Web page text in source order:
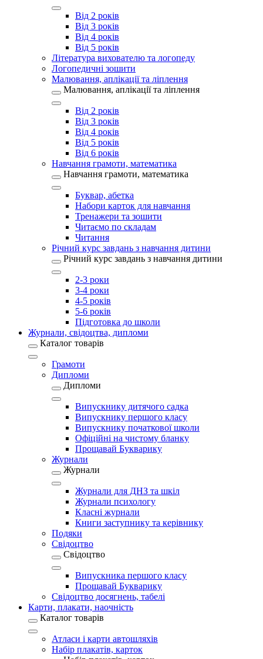
Від 2 років
Від 3 років
Від 4 років
Від 5 років
Література вихователю та логопеду
Логопедичні зошити
Малювання, аплікації та ліплення
Малювання, аплікації та ліплення
Від 2 років
Від 3 років
Від 4 років
Від 5 років
Від 6 років
Навчання грамоти, математика
Навчання грамоти, математика
Буквар, абетка
Набори карток для навчання
Тренажери та зошити
Читаємо по складам
Читання
Річний курс завдань з навчання дитини
Річний курс завдань з навчання дитини
2-3 роки
3-4 роки
4-5 років
5-6 років
Підготовка до школи
Журнали, свідоцтва, дипломи
Каталог товарів
Грамоти
Дипломи
Дипломи
Випускнику дитячого садка
Випускнику першого класу
Випускнику початкової школи
Офіційні на чистому бланку
Прощавай Букварику
Журнали
Журнали
Журнали для ДНЗ та шкіл
Журнали психологу
Класні журнали
Книги заступнику та керівнику
Подяки
Свідоцтво
Свідоцтво
Випускника першого класу
Прощавай Букварику
Свідоцтво досягнень, табелі
Карти, плакати, наочність
Каталог товарів
Атласи і карти автошляхів
Набір плакатів, карток